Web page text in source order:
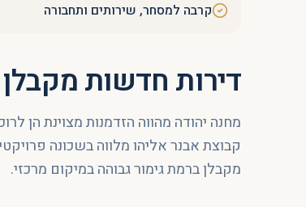
קרבה למסחר, שירותים ותחבורה
דירות חדשות
מחנה יהודה מהווה הזדמנות מצוינת הן
קבוצת אבנר אליהו מלווה בשכונה
מקבלן ברמת גימור גבוהה במיקום מרכזי.